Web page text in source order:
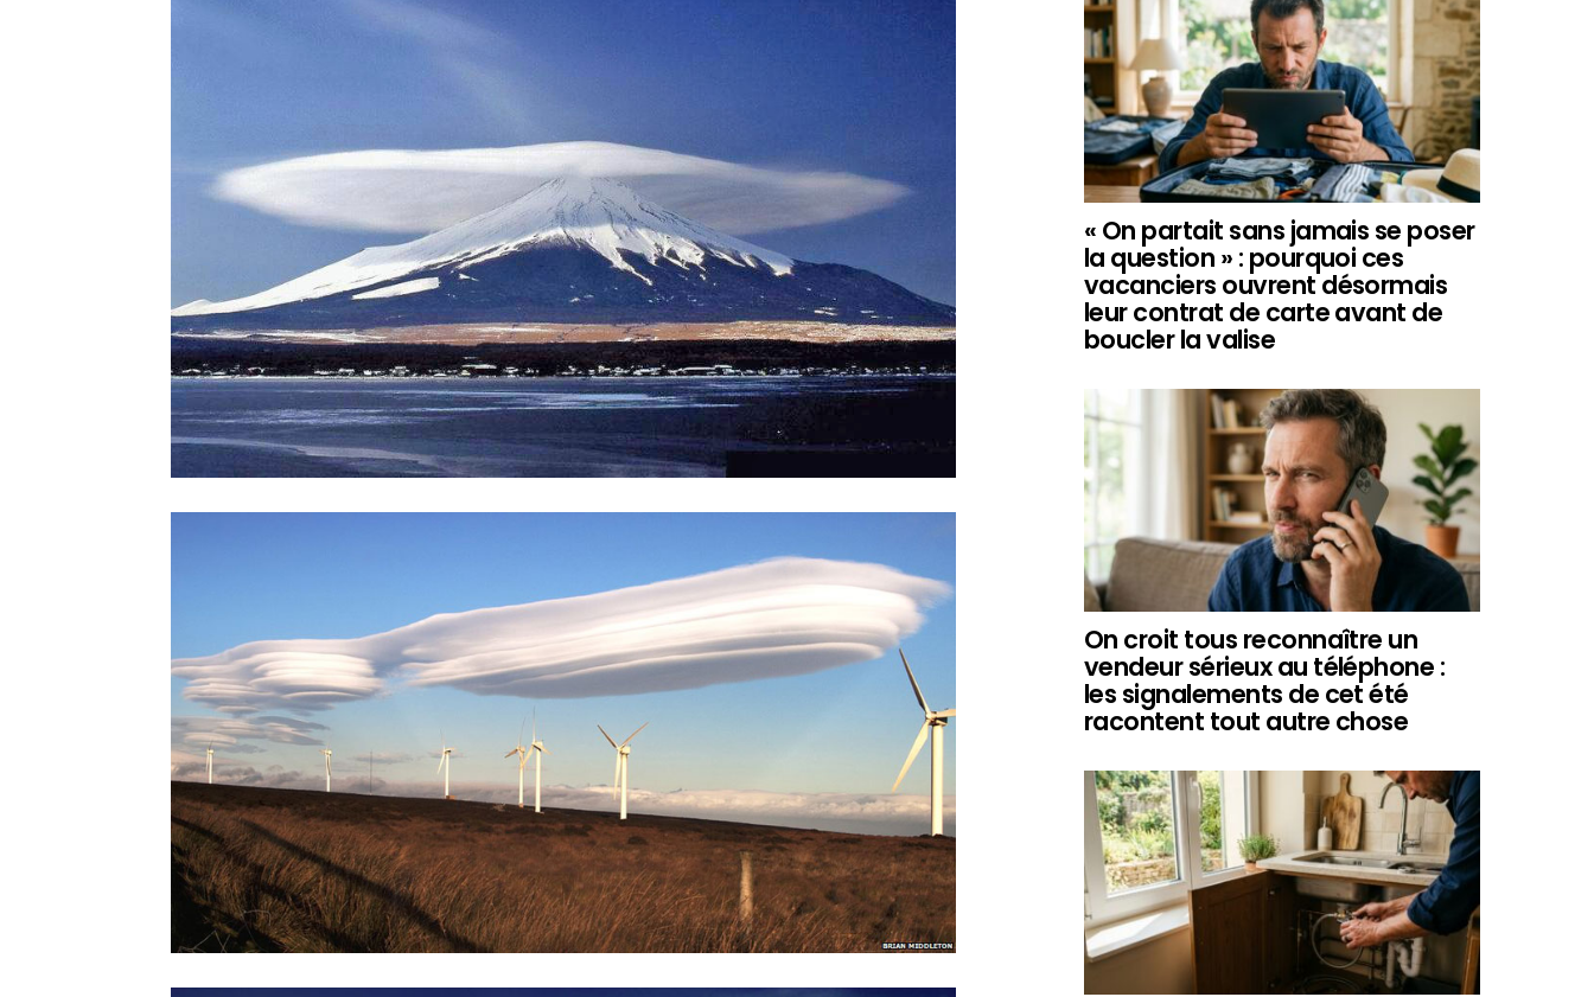
« On partait sans jamais se poser
la question » : pourquoi ces
vacanciers ouvrent désormais
leur contrat de carte avant de
boucler la valise
On croit tous reconnaître un
vendeur sérieux au téléphone :
les signalements de cet été
racontent tout autre chose